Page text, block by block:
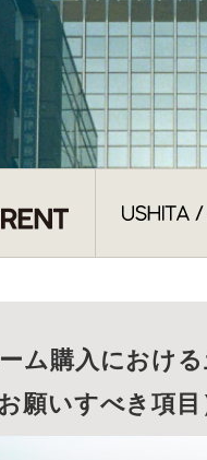
ム購入におけ
願いすべき項目